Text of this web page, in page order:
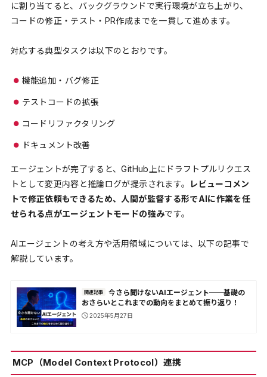
に割り当てると、バックグラウンドで実行環境が立ち上がり、
コードの修正・テスト・PR作成までを一貫して進めます。
対応する典型タスクは以下のとおりです。
機能追加・バグ修正
テストコードの拡張
コードリファクタリング
ドキュメント改善
エージェントが完了すると、GitHub上にドラフトプルリクエス
トとして変更内容と推論ログが提示されます。
レビューコメン
トで修正依頼もできるため、人間が監督する形でAIに作業を任
せられる点がエージェントモードの強みです。
AIエージェントの考え方や活用領域については、以下の記事で
解説しています。
関連記事
今さら聞けないAIエージェント──基礎の
おさらいとこれまでの動向をまとめて振り返り！
2025年5月27日
MCP（Model Context Protocol）連携